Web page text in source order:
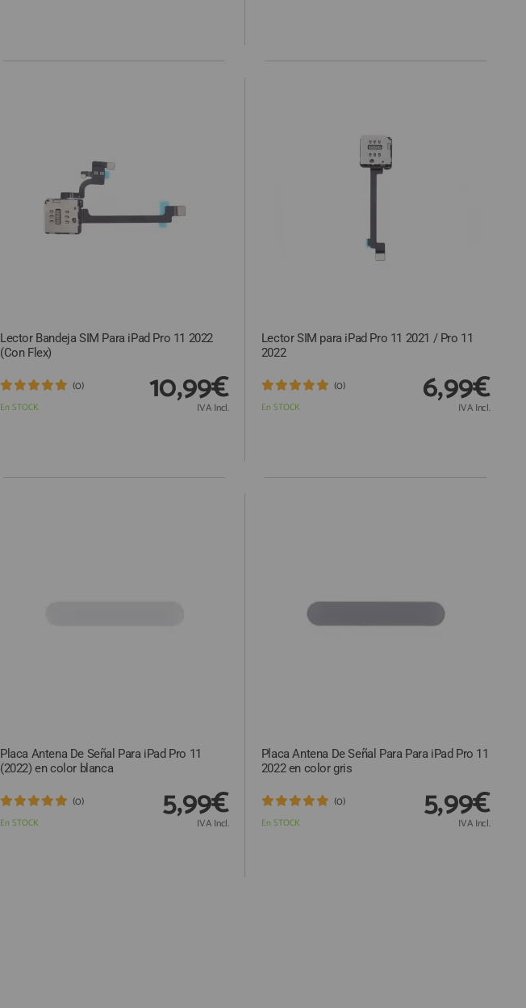
Lector Bandeja SIM Para iPad Pro 11 2022
(Con Flex)
En STOCK
(0) 10,99€
IVA Incl.
Lector SIM para iPad Pro 11 2021 / Pro 11
2022
En STOCK
(0) 6,99€
IVA Incl.
Placa Antena De Señal Para iPad Pro 11
(2022) en color blanca
En STOCK
(0) 5,99€
IVA Incl.
Placa Antena De Señal Para Para iPad Pro 11
2022 en color gris
En STOCK
(0) 5,99€
IVA Incl.